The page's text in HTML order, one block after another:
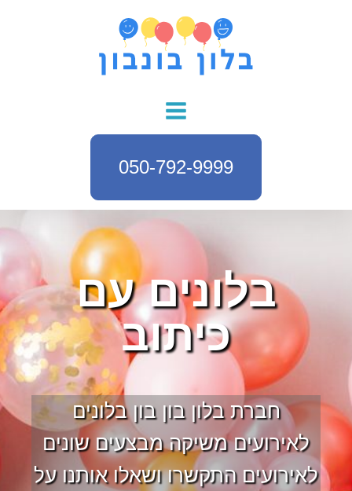
050-792-9999
בלונים עם
כיתוב
חברת בלון בון בון בלונים
לאירועים משיקה מבצעים שונים
לאירועים התקשרו ושאלו אותנו על